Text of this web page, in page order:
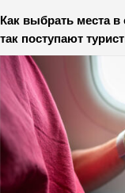
Как выбрать места в
так поступают